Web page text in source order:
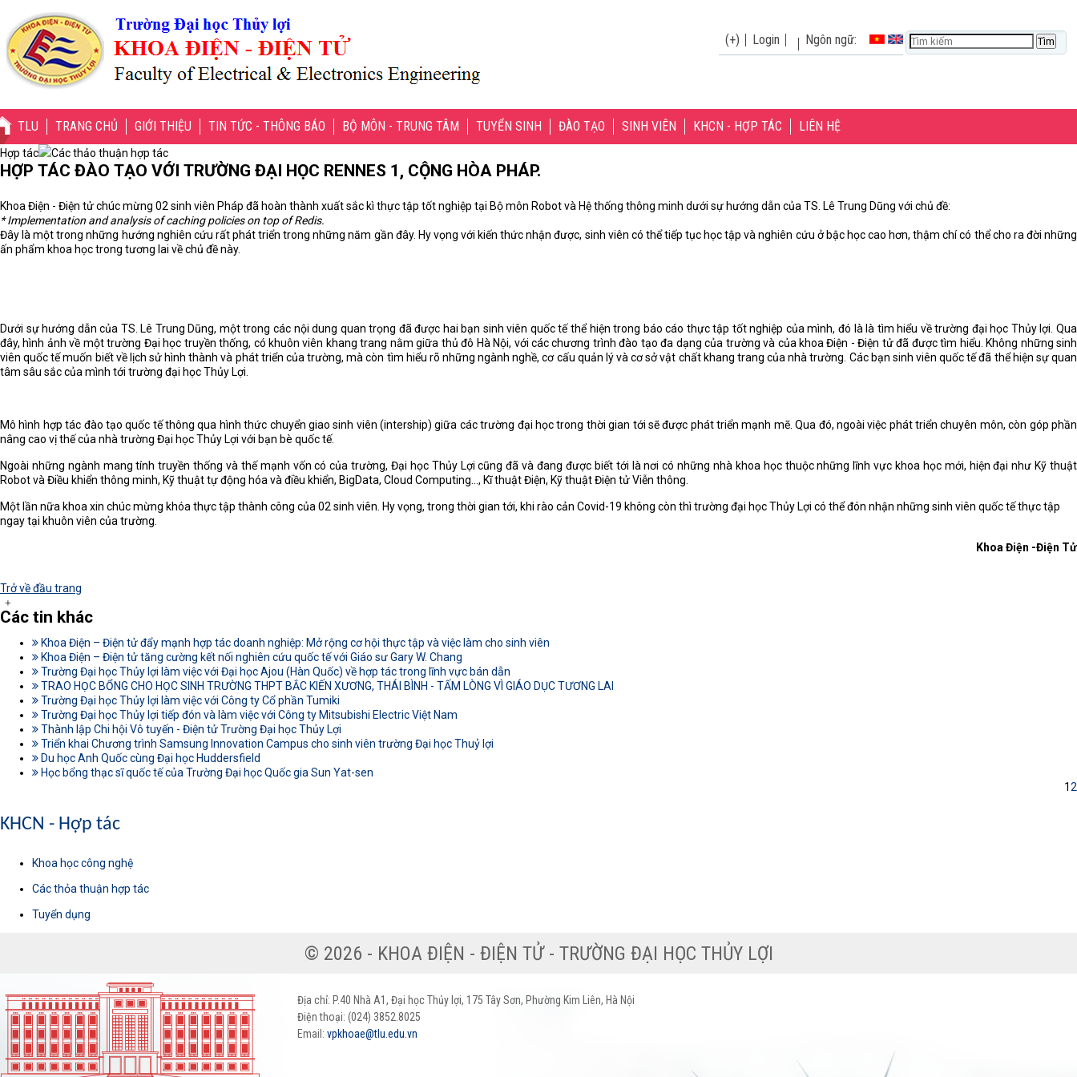
(+) Login Ngôn ngữ:
TLU TRANG CHỦ GIỚI THIỆU TIN TỨC - THÔNG BÁO BỘ MÔN - TRUNG TÂM TUYỂN SINH ĐÀO TẠO SINH VIÊN KHCN - HỢP TÁC LIÊN HỆ
Hợp tác Các thảo thuận hợp tác
HỢP TÁC ĐÀO TẠO VỚI TRƯỜNG ĐẠI HỌC RENNES 1, CỘNG HÒA PHÁP.
Khoa Điện - Điện tử chúc mừng 02 sinh viên Pháp đã hoàn thành xuất sắc kì thực tập tốt nghiệp tại Bộ môn Robot và Hệ thống thông minh dưới sự hướng dẫn của TS. Lê Trung Dũng với chủ đề:
* Implementation and analysis of caching policies on top of Redis.
Đây là một trong những hướng nghiên cứu rất phát triển trong những năm gần đây. Hy vọng với kiến thức nhận được, sinh viên có thể tiếp tục học tập và nghiên cứu ở bậc học cao hơn, thậm chí có thể cho ra đời những
ấn phẩm khoa học trong tương lai về chủ đề này.
Dưới sự hướng dẫn của TS. Lê Trung Dũng, một trong các nội dung quan trọng đã được hai bạn sinh viên quốc tế thể hiện trong báo cáo thực tập tốt nghiệp của mình, đó là là tìm hiểu về trường đại học Thủy lợi. Qua
đây, hình ảnh về một trường Đại học truyền thống, có khuôn viên khang trang nằm giữa thủ đô Hà Nội, với các chương trình đào tạo đa dạng của trường và của khoa Điện - Điện tử đã được tìm hiểu. Không những sinh
viên quốc tế muốn biết về lịch sử hình thành và phát triển của trường, mà còn tìm hiểu rõ những ngành nghề, cơ cấu quản lý và cơ sở vật chất khang trang của nhà trường. Các bạn sinh viên quốc tế đã thể hiện sự quan
tâm sâu sắc của mình tới trường đại học Thủy Lợi.
Mô hình hợp tác đào tạo quốc tế thông qua hình thức chuyển giao sinh viên (intership) giữa các trường đại học trong thời gian tới sẽ được phát triển mạnh mẽ. Qua đó, ngoài việc phát triển chuyên môn, còn góp phần
nâng cao vị thế của nhà trường Đại học Thủy Lợi với bạn bè quốc tế.
Ngoài những ngành mang tính truyền thống và thế mạnh vốn có của trường, Đại học Thủy Lợi cũng đã và đang được biết tới là nơi có những nhà khoa học thuộc những lĩnh vực khoa học mới, hiện đại như Kỹ thuật
Robot và Điều khiển thông minh, Kỹ thuật tự động hóa và điều khiển, BigData, Cloud Computing..., Kĩ thuật Điện, Kỹ thuật Điện tử Viễn thông.
Một lần nữa khoa xin chúc mừng khóa thực tập thành công của 02 sinh viên. Hy vọng, trong thời gian tới, khi rào cản Covid-19 không còn thì trường đại học Thủy Lợi có thể đón nhận những sinh viên quốc tế thực tập
ngay tại khuôn viên của trường.
Khoa Điện -Điện Tử
Trở về đầu trang
Các tin khác
Khoa Điện – Điện tử đẩy mạnh hợp tác doanh nghiệp: Mở rộng cơ hội thực tập và việc làm cho sinh viên
Khoa Điện – Điện tử tăng cường kết nối nghiên cứu quốc tế với Giáo sư Gary W. Chang
Trường Đại học Thủy lợi làm việc với Đại học Ajou (Hàn Quốc) về hợp tác trong lĩnh vực bán dẫn
TRAO HỌC BỔNG CHO HỌC SINH TRƯỜNG THPT BẮC KIẾN XƯƠNG, THÁI BÌNH - TẤM LÒNG VÌ GIÁO DỤC TƯƠNG LAI
Trường Đại học Thủy lợi làm việc với Công ty Cổ phần Tumiki
Trường Đại học Thủy lợi tiếp đón và làm việc với Công ty Mitsubishi Electric Việt Nam
Thành lập Chi hội Vô tuyến - Điện tử Trường Đại học Thủy Lợi
Triển khai Chương trình Samsung Innovation Campus cho sinh viên trường Đại học Thuỷ lợi
Du học Anh Quốc cùng Đại học Huddersfield
Học bổng thạc sĩ quốc tế của Trường Đại học Quốc gia Sun Yat-sen
12
KHCN - Hợp tác
Khoa học công nghệ
Các thỏa thuận hợp tác
Tuyển dụng
© 2026 - KHOA ĐIỆN - ĐIỆN TỬ - TRƯỜNG ĐẠI HỌC THỦY LỢI
Địa chỉ: P.40 Nhà A1, Đại học Thủy lợi, 175 Tây Sơn, Phường Kim Liên, Hà Nội
Điện thoại: (024) 3852.8025
Email: vpkhoae@tlu.edu.vn